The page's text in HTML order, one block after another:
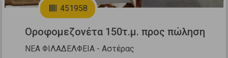
451958
Οροφομεζονέτα 150τ.μ. προς πώληση
ΝΕΑ ΦΙΛΑΔΕΛΦΕΙΑ - Αστέρας